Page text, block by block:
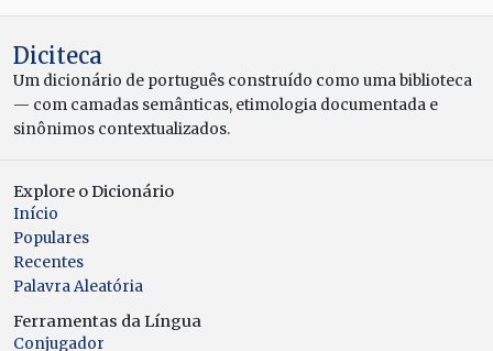
Diciteca
Um dicionário de português construído como uma biblioteca
— com camadas semânticas, etimologia documentada e
sinônimos contextualizados.
Explore o Dicionário
Início
Populares
Recentes
Palavra Aleatória
Ferramentas da Língua
Conjugador